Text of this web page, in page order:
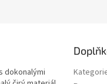
dokonalými